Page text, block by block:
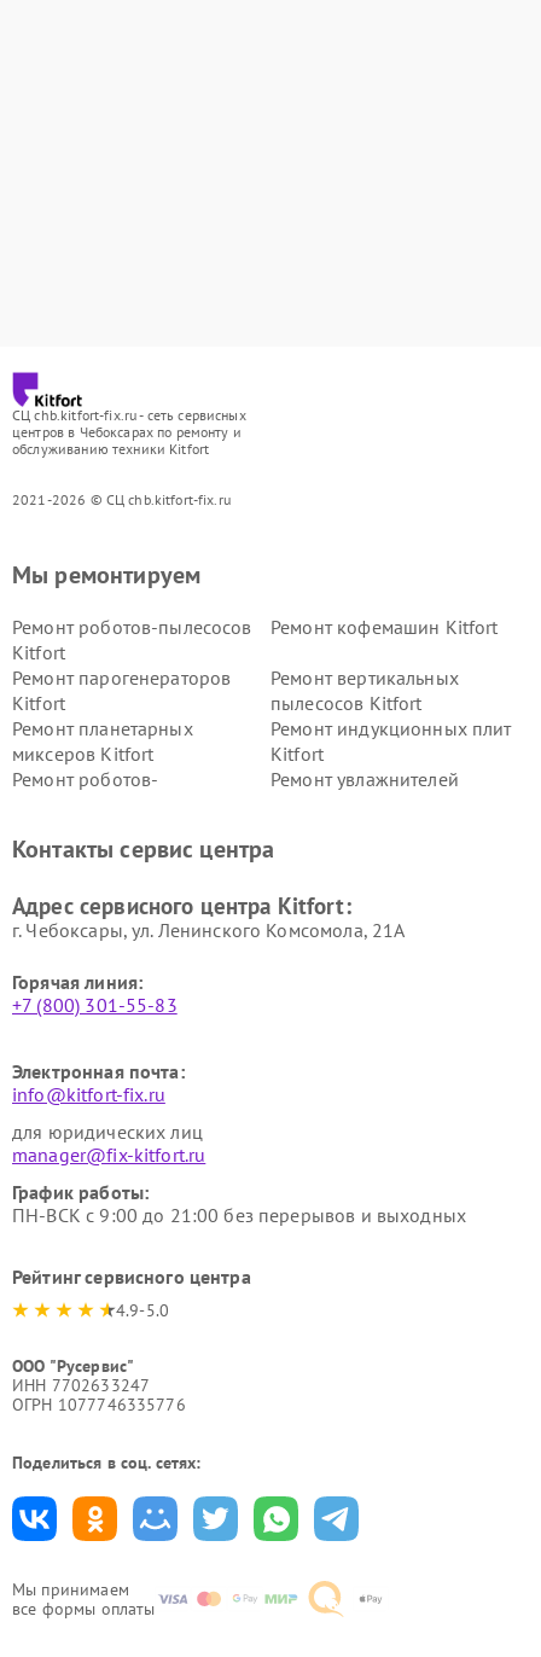
СЦ chb.kitfort-fix.ru - сеть сервисных
центров в Чебоксарах по ремонту и
обслуживанию техники Kitfort
2021-2026 © СЦ chb.kitfort-fix.ru
Мы принимаем
все формы оплаты
Мы ремонтируем
Ремонт роботов-пылесосов
Kitfort
Ремонт кофемашин Kitfort
Ремонт парогенераторов
Kitfort
Ремонт вертикальных
пылесосов Kitfort
Ремонт планетарных
миксеров Kitfort
Ремонт индукционных плит
Kitfort
Ремонт роботов-
Ремонт увлажнителей
Kitfort
Kitfort
Kitfort
Kitfort
Контакты сервис центра
Адрес сервисного центра Kitfort:
г. Чебоксары, ул. Ленинского Комсомола, 21А
Горячая линия:
+7 (800) 301-55-83
Электронная почта:
info@kitfort-fix.ru
для юридических лиц
manager@fix-kitfort.ru
График работы:
ПН-ВСК с 9:00 до 21:00 без перерывов и выходных
Рейтинг сервисного центра
4.9-5.0
ООО "Русервис"
ИНН 7702633247
ОГРН 1077746335776
Поделиться в соц. сетях: